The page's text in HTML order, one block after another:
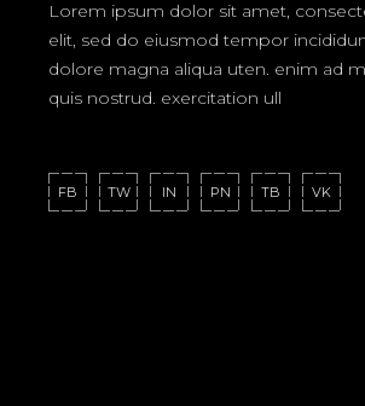
Lorem ipsum dolor sit amet,
elit, sed do eiusmod tempor
dolore magna aliqua uten. enim ad
quis nostrud. exercitation ull
FB TW IN PN TB VK